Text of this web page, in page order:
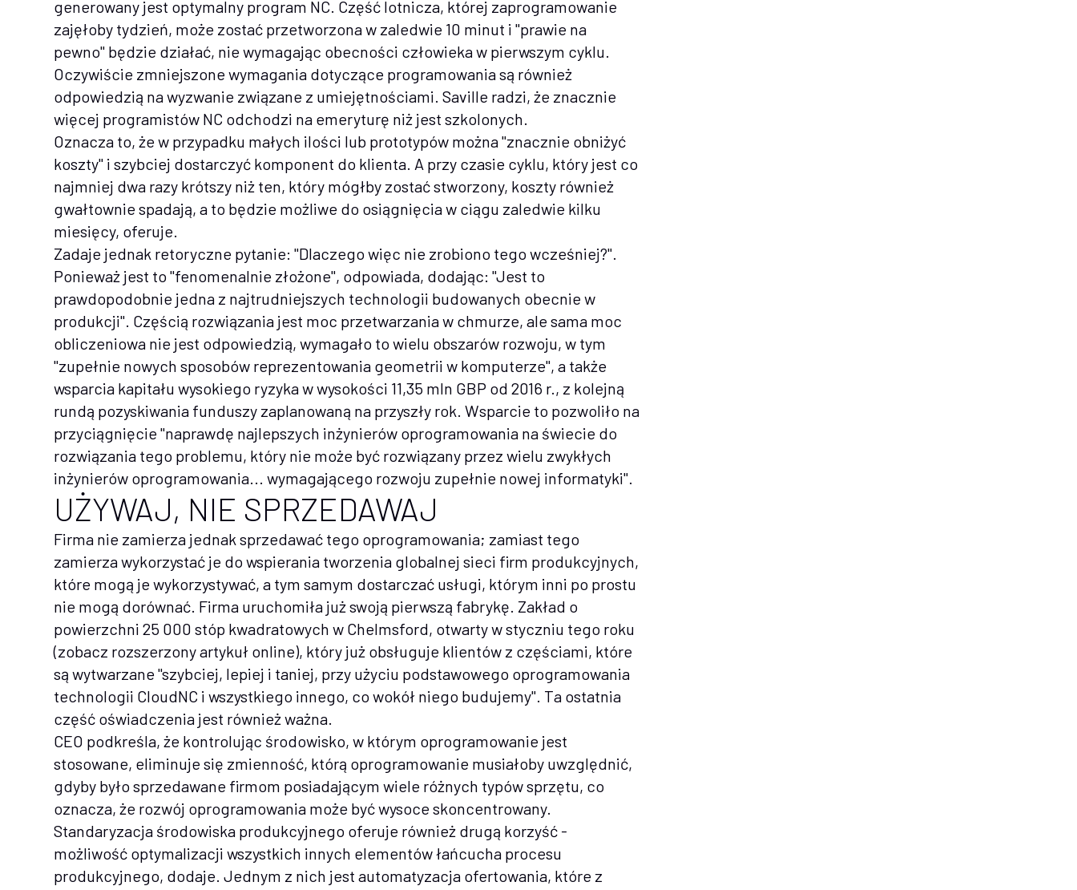
generowany jest optymalny program NC. Część lotnicza, której zaprogramowanie
zajęłoby tydzień, może zostać przetworzona w zaledwie 10 minut i "prawie na
pewno" będzie działać, nie wymagając obecności człowieka w pierwszym cyklu.
Oczywiście zmniejszone wymagania dotyczące programowania są również
odpowiedzią na wyzwanie związane z umiejętnościami. Saville radzi, że znacznie
więcej programistów NC odchodzi na emeryturę niż jest szkolonych.
Oznacza to, że w przypadku małych ilości lub prototypów można "znacznie obniżyć
koszty" i szybciej dostarczyć komponent do klienta. A przy czasie cyklu, który jest co
najmniej dwa razy krótszy niż ten, który mógłby zostać stworzony, koszty również
gwałtownie spadają, a to będzie możliwe do osiągnięcia w ciągu zaledwie kilku
miesięcy, oferuje.
Zadaje jednak retoryczne pytanie: "Dlaczego więc nie zrobiono tego wcześniej?".
Ponieważ jest to "fenomenalnie złożone", odpowiada, dodając: "Jest to
prawdopodobnie jedna z najtrudniejszych technologii budowanych obecnie w
produkcji". Częścią rozwiązania jest moc przetwarzania w chmurze, ale sama moc
obliczeniowa nie jest odpowiedzią, wymagało to wielu obszarów rozwoju, w tym
"zupełnie nowych sposobów reprezentowania geometrii w komputerze", a także
wsparcia kapitału wysokiego ryzyka w wysokości 11,35 mln GBP od 2016 r., z kolejną
rundą pozyskiwania funduszy zaplanowaną na przyszły rok. Wsparcie to pozwoliło na
przyciągnięcie "naprawdę najlepszych inżynierów oprogramowania na świecie do
rozwiązania tego problemu, który nie może być rozwiązany przez wielu zwykłych
inżynierów oprogramowania... wymagającego rozwoju zupełnie nowej informatyki".
UŻYWAJ, NIE SPRZEDAWAJ
Firma nie zamierza jednak sprzedawać tego oprogramowania; zamiast tego
zamierza wykorzystać je do wspierania tworzenia globalnej sieci firm produkcyjnych,
które mogą je wykorzystywać, a tym samym dostarczać usługi, którym inni po prostu
nie mogą dorównać. Firma uruchomiła już swoją pierwszą fabrykę. Zakład o
powierzchni 25 000 stóp kwadratowych w Chelmsford, otwarty w styczniu tego roku
(zobacz rozszerzony artykuł online), który już obsługuje klientów z częściami, które
są wytwarzane "szybciej, lepiej i taniej, przy użyciu podstawowego oprogramowania
technologii CloudNC i wszystkiego innego, co wokół niego budujemy". Ta ostatnia
część oświadczenia jest również ważna.
CEO podkreśla, że kontrolując środowisko, w którym oprogramowanie jest
stosowane, eliminuje się zmienność, którą oprogramowanie musiałoby uwzględnić,
gdyby było sprzedawane firmom posiadającym wiele różnych typów sprzętu, co
oznacza, że rozwój oprogramowania może być wysoce skoncentrowany.
Standaryzacja środowiska produkcyjnego oferuje również drugą korzyść -
możliwość optymalizacji wszystkich innych elementów łańcucha procesu
produkcyjnego, dodaje. Jednym z nich jest automatyzacja ofertowania, które z